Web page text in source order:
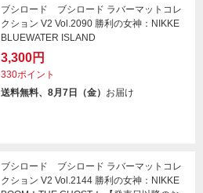
ブシロード ブシロード ラバーマットコレ
クション V2 Vol.2090 勝利の女神：NIKKE
BLUEWATER ISLAND
3,300円
330ポイント
送料無料、8月7日（金） お届け
ブシロード ブシロード ラバーマットコレ
クション V2 Vol.2144 勝利の女神：NIKKE